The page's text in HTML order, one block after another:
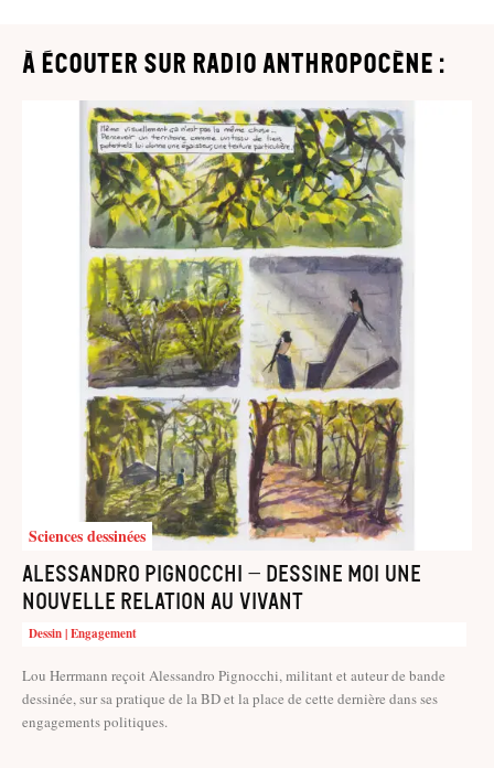
à écouter sur Radio Anthropocène :
Sciences dessinées
Alessandro Pignocchi – Dessine moi une
nouvelle relation au vivant
Dessin | Engagement
Lou Herrmann reçoit Alessandro Pignocchi, militant et auteur de bande
dessinée, sur sa pratique de la BD et la place de cette dernière dans ses
engagements politiques.